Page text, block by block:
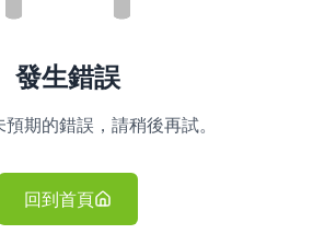
發生錯誤
期的錯誤，請稍後再試。
回到首頁